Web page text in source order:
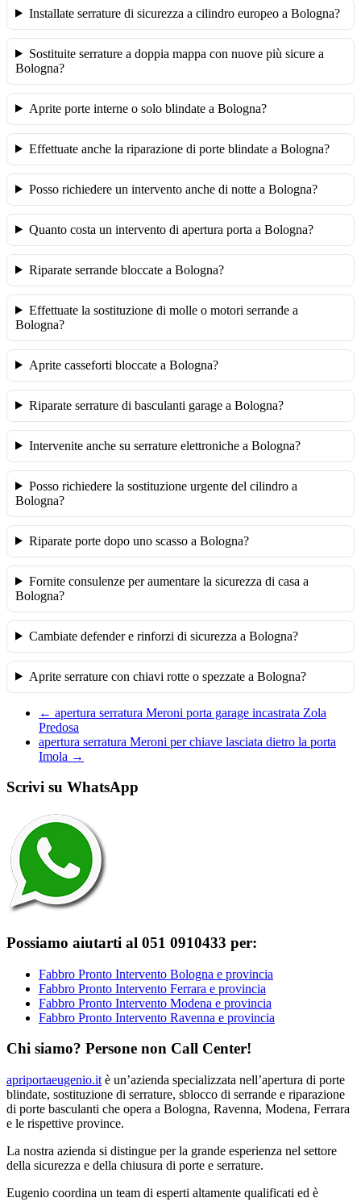
Installate serrature di sicurezza a cilindro europeo a Bologna?
Sostituite serrature a doppia mappa con nuove più sicure a
Bologna?
Aprite porte interne o solo blindate a Bologna?
Effettuate anche la riparazione di porte blindate a Bologna?
Posso richiedere un intervento anche di notte a Bologna?
Quanto costa un intervento di apertura porta a Bologna?
Riparate serrande bloccate a Bologna?
Effettuate la sostituzione di molle o motori serrande a
Bologna?
Aprite casseforti bloccate a Bologna?
Riparate serrature di basculanti garage a Bologna?
Intervenite anche su serrature elettroniche a Bologna?
Posso richiedere la sostituzione urgente del cilindro a
Bologna?
Riparate porte dopo uno scasso a Bologna?
Fornite consulenze per aumentare la sicurezza di casa a
Bologna?
Cambiate defender e rinforzi di sicurezza a Bologna?
Aprite serrature con chiavi rotte o spezzate a Bologna?
← apertura serratura Meroni porta garage incastrata Zola
Predosa
apertura serratura Meroni per chiave lasciata dietro la porta
Imola →
Scrivi su WhatsApp
Possiamo aiutarti al 051 0910433 per:
Fabbro Pronto Intervento Bologna e provincia
Fabbro Pronto Intervento Ferrara e provincia
Fabbro Pronto Intervento Modena e provincia
Fabbro Pronto Intervento Ravenna e provincia
Chi siamo? Persone non Call Center!
apriportaeugenio.it è un’azienda specializzata nell’apertura di porte
blindate, sostituzione di serrature, sblocco di serrande e riparazione
di porte basculanti che opera a Bologna, Ravenna, Modena, Ferrara
e le rispettive province.
La nostra azienda si distingue per la grande esperienza nel settore
della sicurezza e della chiusura di porte e serrature.
Eugenio coordina un team di esperti altamente qualificati ed è